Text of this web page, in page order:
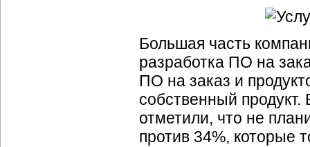
Большая часть
разработка ПО на
ПО на заказ и
собственный
отметили, что не
против 34%, которые